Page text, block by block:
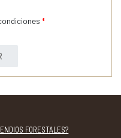
*
FORESTALES?